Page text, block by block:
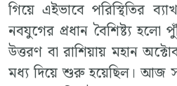
গিয়ে এইভাবে পরিস্থিতির
নবযুগের প্রধান বৈশিষ্ট্য হলো
উত্তরণ বা রাশিয়ায় মহান
মধ্য দিয়ে শুরু হয়েছিল। আজ